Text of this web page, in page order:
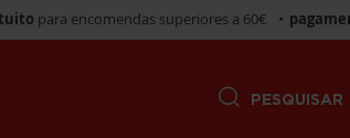
para encomendas superiores a 60€ •
PESQUISAR